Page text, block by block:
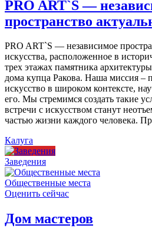
PRO ART`S —
пространство
PRO ART`S — независимое
искусства, расположенное в
трех этажах памятника
дома купца Ракова. Наша миссия –
искусство в широком контексте,
его. Мы стремимся создать такие
встречи с искусством станут
частью жизни каждого человека.
Калуга
Заведения
Общественные места
Оценить сейчас
Дом мастеров